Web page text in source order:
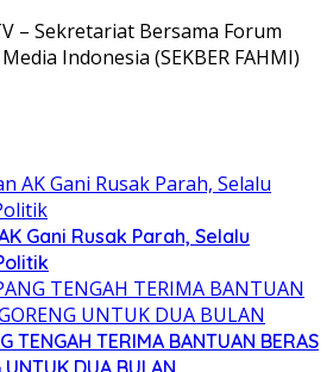
– Sekretariat Bersama Forum
Indonesia (SEKBER FAHMI)
Gani Rusak Parah, Selalu
TENGAH TERIMA BANTUAN BERAS
UNTUK DUA BULAN